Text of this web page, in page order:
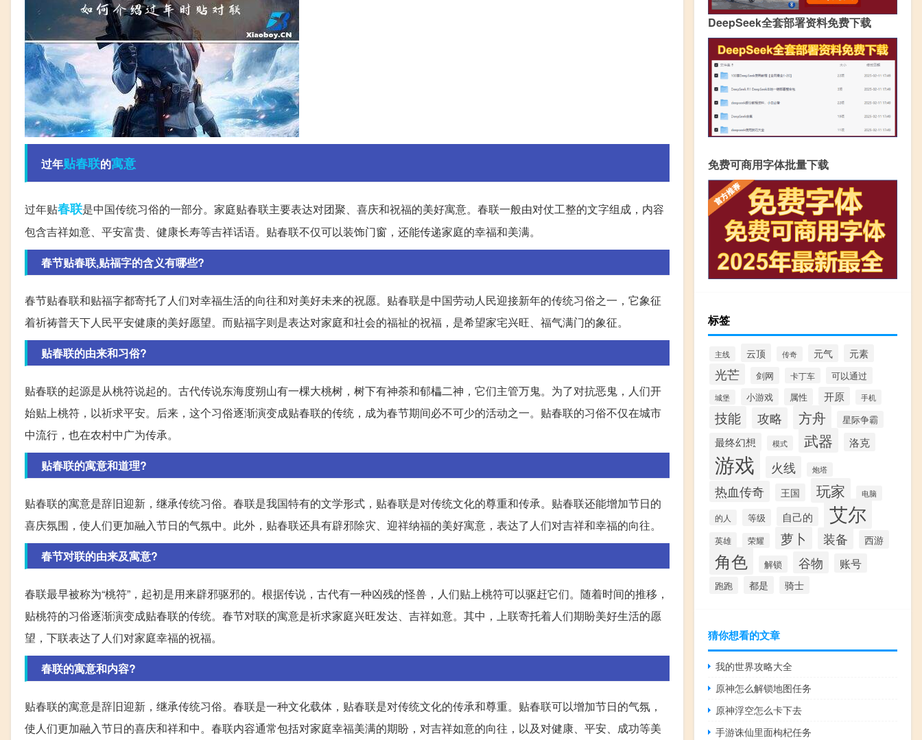
过年贴春联的寓意
过年贴春联是中国传统习俗的一部分。家庭贴春联主要表达对团聚、喜庆和祝福的美好寓意。春联一般由对仗工整的文字组成，内容
包含吉祥如意、平安富贵、健康长寿等吉祥话语。贴春联不仅可以装饰门窗，还能传递家庭的幸福和美满。
春节贴春联,贴福字的含义有哪些?
春节贴春联和贴福字都寄托了人们对幸福生活的向往和对美好未来的祝愿。贴春联是中国劳动人民迎接新年的传统习俗之一，它象征
着祈祷普天下人民平安健康的美好愿望。而贴福字则是表达对家庭和社会的福祉的祝福，是希望家宅兴旺、福气满门的象征。
贴春联的由来和习俗?
贴春联的起源是从桃符说起的。古代传说东海度朔山有一棵大桃树，树下有神荼和郁櫑二神，它们主管万鬼。为了对抗恶鬼，人们开
始贴上桃符，以祈求平安。后来，这个习俗逐渐演变成贴春联的传统，成为春节期间必不可少的活动之一。贴春联的习俗不仅在城市
中流行，也在农村中广为传承。
贴春联的寓意和道理?
贴春联的寓意是辞旧迎新，继承传统习俗。春联是我国特有的文学形式，贴春联是对传统文化的尊重和传承。贴春联还能增加节日的
喜庆氛围，使人们更加融入节日的气氛中。此外，贴春联还具有辟邪除灾、迎祥纳福的美好寓意，表达了人们对吉祥和幸福的向往。
春节对联的由来及寓意?
春联最早被称为“桃符”，起初是用来辟邪驱邪的。根据传说，古代有一种凶残的怪兽，人们贴上桃符可以驱赶它们。随着时间的推移，
贴桃符的习俗逐渐演变成贴春联的传统。春节对联的寓意是祈求家庭兴旺发达、吉祥如意。其中，上联寄托着人们期盼美好生活的愿
望，下联表达了人们对家庭幸福的祝福。
春联的寓意和内容?
贴春联的寓意是辞旧迎新，继承传统习俗。春联是一种文化载体，贴春联是对传统文化的传承和尊重。贴春联可以增加节日的气氛，
使人们更加融入节日的喜庆和祥和中。春联内容通常包括对家庭幸福美满的期盼，对吉祥如意的向往，以及对健康、平安、成功等美
DeepSeek全套部署资料免费下载
免费可商用字体批量下载
标签
主线 云顶 传奇 元气 元素
光芒 剑网 卡丁车 可以通过
城堡 小游戏 属性 开原 手机
技能 攻略 方舟 星际争霸
最终幻想 模式 武器 洛克
游戏 火线 炮塔
热血传奇 王国 玩家 电脑
的人 等级 自己的 艾尔
英雄 荣耀 萝卜 装备 西游
角色 解锁 谷物 账号
跑跑 都是 骑士
猜你想看的文章
我的世界攻略大全
原神怎么解锁地图任务
原神浮空怎么卡下去
手游诛仙里面枸杞任务